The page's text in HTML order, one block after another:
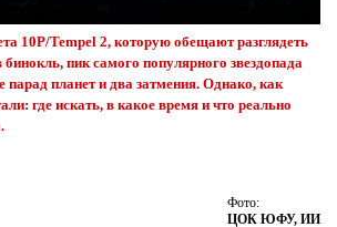
10P/Tempel 2, которую обещают разглядеть
пик самого популярного звездопада
парад планет и два затмения. Однако, как
где искать, в какое время и что реально
Фото:
ЦОК ЮФУ, ИИ